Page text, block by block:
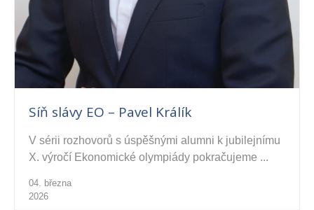
Síň slávy EO – Pavel Králík
V sérii rozhovorů s úspěšnými alumni k jubilejnímu
X. výročí Ekonomické olympiády pokračujeme ...
04. března
2026